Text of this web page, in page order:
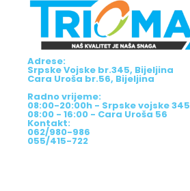
Adrese:
Srpske Vojske br.345, Bijeljina
Cara Uroša br.56, Bijeljina
Radno vrijeme:
08:00-20:00h - Srpske vojske 345
08:00 - 16:00 - Cara Uroša 56
Kontakt:
062/980-986
055/415-722